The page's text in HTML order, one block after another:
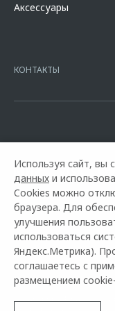
кредита в разделе
16.01.2015.
Аксессуары
КОНТАКТЫ
Горячая линия
© 2026 Автоимпорт Плюс
Используя сайт, вы
данных и
Cookies можно
браузера. Для
улучшения
использоваться
Яндекс.Метрика).
соглашаетесь с
размещением